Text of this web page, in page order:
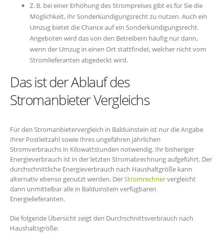
Z. B. bei einer Erhöhung des Strompreises gibt es für Sie die
Möglichkeit, Ihr Sonderkündigungsrecht zu nutzen. Auch ein
Umzug bietet die Chance auf ein Sonderkündigungsrecht.
Angeboten wird das von den Betreibern häufig nur dann,
wenn der Umzug in einen Ort stattfindet, welcher nicht vom
Stromlieferanten abgedeckt wird.
Das ist der Ablauf des
Stromanbieter Vergleichs
Für den Stromanbietervergleich in Balduinstein ist nur die Angabe
Ihrer Postleitzahl sowie Ihres ungefähren jährlichen
Stromverbrauchs in Kilowattstunden notwendig. Ihr bisheriger
Energieverbrauch ist in der letzten Stromabrechnung aufgeführt. Der
durchschnittliche Energieverbrauch nach Haushaltgröße kann
alternativ ebenso genutzt werden. DerStromrechnervergleicht
dann unmittelbar alle in Balduinstein verfügbaren
Energielieferanten.
Die folgende Übersicht zeigt den Durchschnittsverbrauch nach
Haushaltsgröße: